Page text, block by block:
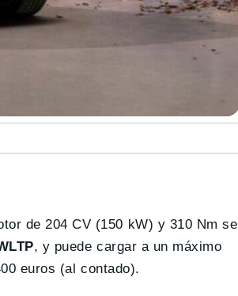
de 204 CV (150 kW) y 310 Nm se
, y puede cargar a un máximo
euros (al contado).